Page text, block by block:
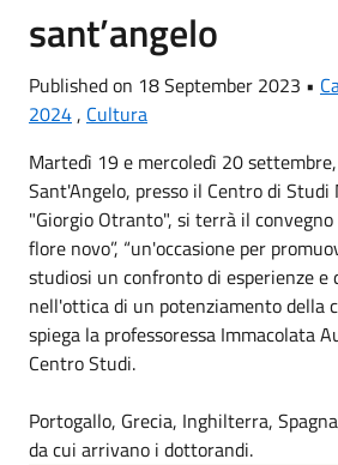
sant’angelo
Published on 18 September 2023 •
2024, Cultura
Martedì 19 e mercoledì 20
Sant'Angelo, presso il Centro di Studi
"Giorgio Otranto", si terrà il
flore novo”, “un'occasione per
studiosi un confronto di esperienze e
nell'ottica di un potenziamento della
spiega la professoressa Immacolata
Centro Studi.
Portogallo, Grecia, Inghilterra,
da cui arrivano i dottorandi.